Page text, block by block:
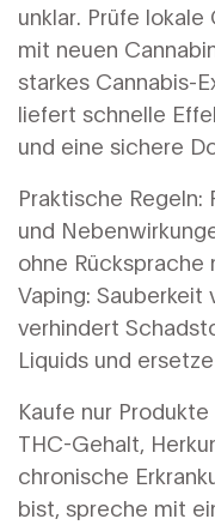
unklar. Prüfe
mit neuen
starkes Cannabis-
liefert schnelle
und eine sichere
Praktische Regeln:
und
ohne
Vaping:
verhindert
Liquids und
Kaufe nur
THC-Gehalt,
chronische
bist, spreche mit